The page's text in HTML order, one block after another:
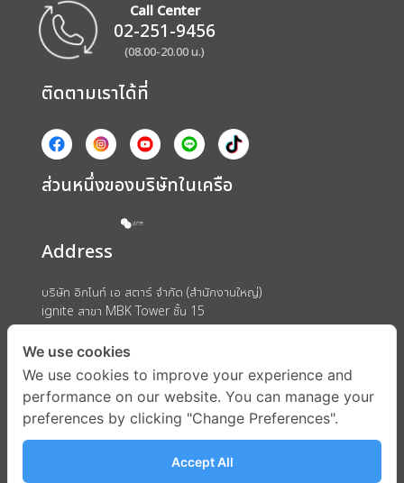
Call Center
02-251-9456
(08.00-20.00 น.)
ติดตามเราได้ที่
ส่วนหนึ่งของบริษัทในเครือ
Address
บริษัท อิกไนท์ เอ สตาร์ จำกัด (สำนักงานใหญ่)
ignite สาขา MBK Tower ชั้น 15
ถนนพญาไท แขวงวังใหม่ เขตปทุมวัน กรุงเทพมหานคร 10330
We use cookies
We use cookies to improve your experience and
performance on our website. You can manage your
preferences by clicking "Change Preferences".
Accept All